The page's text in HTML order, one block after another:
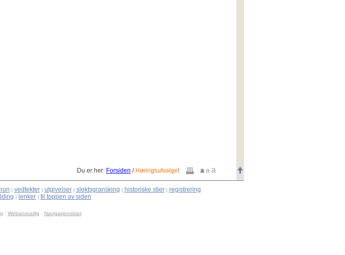
Du er her: Forsiden / Høringsutvalget a a a
| vedtekter| utgivelser| slektsgransking | historiske stier| registrering
| lenker | til toppen av siden
- Webansvarlig - Navigasjonskart